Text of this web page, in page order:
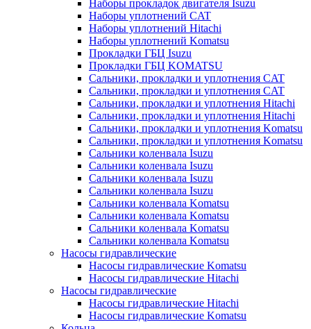
Наборы прокладок двигателя Isuzu
Наборы уплотнений CAT
Наборы уплотнений Hitachi
Наборы уплотнений Komatsu
Прокладки ГБЦ Isuzu
Прокладки ГБЦ KOMATSU
Сальники, прокладки и уплотнения CAT
Сальники, прокладки и уплотнения CAT
Сальники, прокладки и уплотнения Hitachi
Сальники, прокладки и уплотнения Hitachi
Сальники, прокладки и уплотнения Komatsu
Сальники, прокладки и уплотнения Komatsu
Сальники коленвала Isuzu
Сальники коленвала Isuzu
Сальники коленвала Isuzu
Сальники коленвала Isuzu
Сальники коленвала Komatsu
Сальники коленвала Komatsu
Сальники коленвала Komatsu
Сальники коленвала Komatsu
Насосы гидравлические
Насосы гидравлические Komatsu
Насосы гидравлические Hitachi
Насосы гидравлические
Насосы гидравлические Hitachi
Насосы гидравлические Komatsu